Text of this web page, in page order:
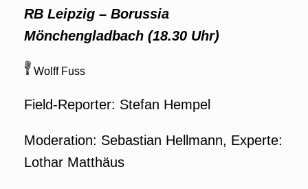
RB Leipzig – Borussia
Mönchengladbach (18.30 Uhr)
Wolff Fuss
Field-Reporter: Stefan Hempel
Moderation: Sebastian Hellmann, Experte:
Lothar Matthäus